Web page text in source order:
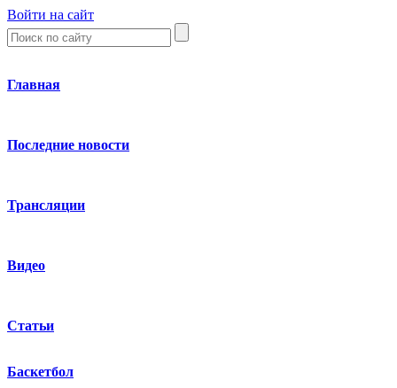
Войти на сайт
Главная
Последние новости
Трансляции
Видео
Статьи
Баскетбол